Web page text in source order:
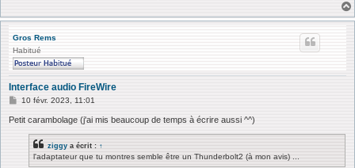
Gros Rems
Habitué
Interface audio FireWire
M
s
10 févr. 2023, 11:01
Petit carambolage (j'ai mis beaucoup de temps à écrire aussi ^^)
ziggy a écrit : ↑
l'adaptateur que tu montres semble être un Thunderbolt2 (à mon avis) ...